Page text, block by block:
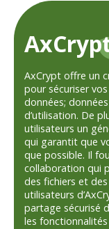
AxCrypt offre un
pour sécuriser
données;
d’utilisation. De
utilisateurs un
qui garantit que
que possible. Il
collaboration qui
des fichiers et des
utilisateurs
partage sécurisé
les